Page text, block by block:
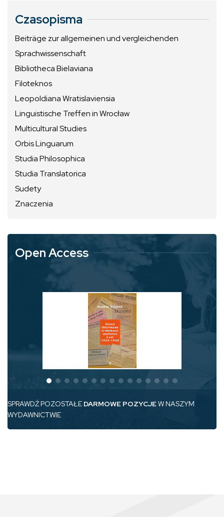
Czasopisma
Beiträge zur allgemeinen und vergleichenden
Sprachwissenschaft
Bibliotheca Bielaviana
Filoteknos
Leopoldiana Wratislaviensia
Linguistische Treffen in Wrocław
Multicultural Studies
Orbis Linguarum
Studia Philosophica
Studia Translatorica
Sudety
Znaczenia
Open Access
SPRAWDŹ POZOSTAŁE DARMOWE POZYCJEW NASZYM
WYDAWNICTWIE